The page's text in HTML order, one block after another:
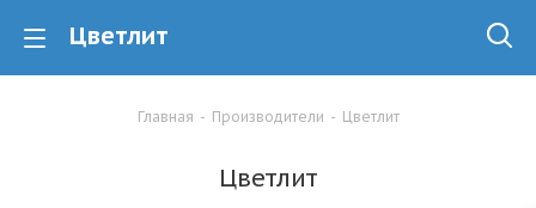
Цветлит
Главная - Производители - Цветлит
Цветлит